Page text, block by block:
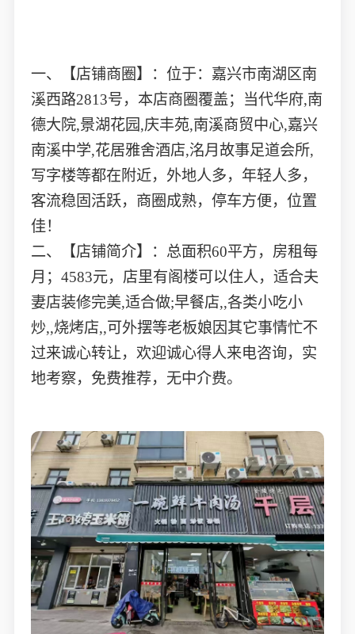
一、【店铺商圈】：位于：嘉兴市南湖区南
溪西路2813号，本店商圈覆盖；当代华府,南
德大院,景湖花园,庆丰苑,南溪商贸中心,嘉兴
南溪中学,花居雅舍酒店,洺月故事足道会所,
写字楼等都在附近，外地人多，年轻人多，
客流稳固活跃，商圈成熟，停车方便，位置
佳！
二、【店铺简介】：总面积60平方，房租每
月；4583元，店里有阁楼可以住人，适合夫
妻店装修完美,适合做;早餐店,,各类小吃小
炒,,烧烤店,,可外摆等老板娘因其它事情忙不
过来诚心转让，欢迎诚心得人来电咨询，实
地考察，免费推荐，无中介费。